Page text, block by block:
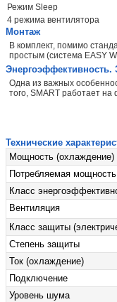
Режим Sleep
4 режима вентилятора
Монтаж
В комплект, помимо
простым (система EASY
Энергоэффективность.
Одна из важных
того, SMART работает
Технические
Мощность (охлаждение)
Потребляемая
Класс
Вентиляция
Класс защиты
Степень защиты
Ток (охлаждение)
Подключение
Уровень шума